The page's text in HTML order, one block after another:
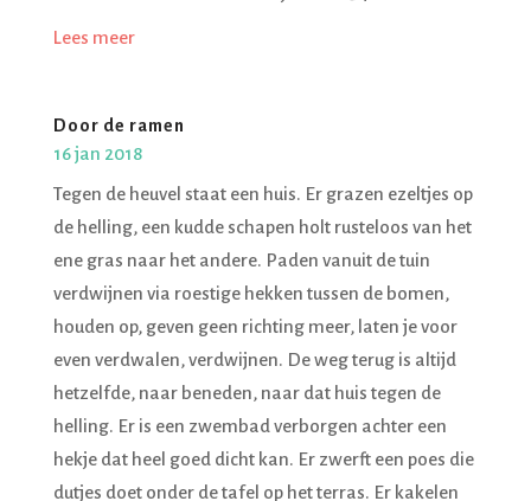
Lees meer
Door de ramen
16 jan 2018
Tegen de heuvel staat een huis. Er grazen ezeltjes op
de helling, een kudde schapen holt rusteloos van het
ene gras naar het andere. Paden vanuit de tuin
verdwijnen via roestige hekken tussen de bomen,
houden op, geven geen richting meer, laten je voor
even verdwalen, verdwijnen. De weg terug is altijd
hetzelfde, naar beneden, naar dat huis tegen de
helling. Er is een zwembad verborgen achter een
hekje dat heel goed dicht kan. Er zwerft een poes die
dutjes doet onder de tafel op het terras. Er kakelen